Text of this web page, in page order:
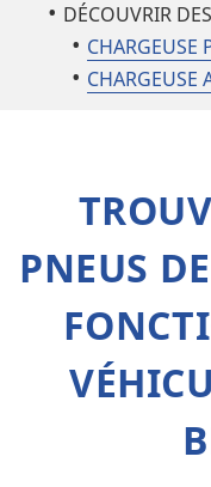
DÉCOUVRIR
CHARGEUSE
CHARGEUSE
PNEUS